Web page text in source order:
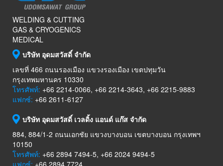
WELDING & CUTTING
GAS & CRYOGENICS
MEDICAL
บริษัท อุดมสวัสดิ์ จำกัด
เลขที่ 466 ถนนรองเมือง แขวงรองเมือง เขตปทุมวัน
กรุงเทพมหานคร 10330
โทรศัพท์: +66 2214-0066, +66 2214-3643, +66 2215-9883
แฟกซ์: +66 2611-6127
บริษัท อุดมสวัสดิ์ เวลดิ้ง แอนด์ แก๊ส จำกัด
884, 884/1-2 ถนนเอกชัย แขวงบางบอน เขตบางบอน กรุงเทพฯ
10150
โทรศัพท์: +66 2894 7494-5, +66 2024 9494-5
แฟกซ์: +66 2894 7724